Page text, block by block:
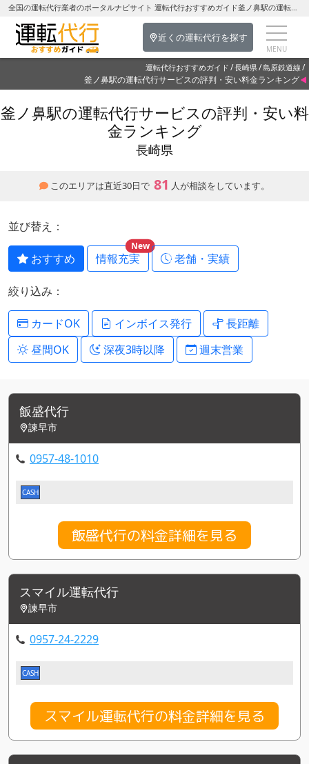
全国の運転代行業者のポータルナビサイト 運転代行おすすめガイド釜ノ鼻駅の運転代行を探す-長崎県の運転代行
近くの運転代行を探す
運転代行おすすめガイド 長崎県 島原鉄道線
釜ノ鼻駅の運転代行サービスの評判・安い料金ランキング
釜ノ鼻駅の運転代行サービスの評判・安い料
金ランキング
長崎県
このエリアは直近30日で 81 人が相談をしています。
並び替え：
おすすめ 情報充実
New
老舗・実績
絞り込み：
カードOK インボイス発行
長距離
昼間OK
深夜3時以降 週末営業
飯盛代行
諫早市
0957-48-1010
CASH
飯盛代行の料金詳細を見る
スマイル運転代行
諫早市
0957-24-2229
CASH
スマイル運転代行の料金詳細を見る